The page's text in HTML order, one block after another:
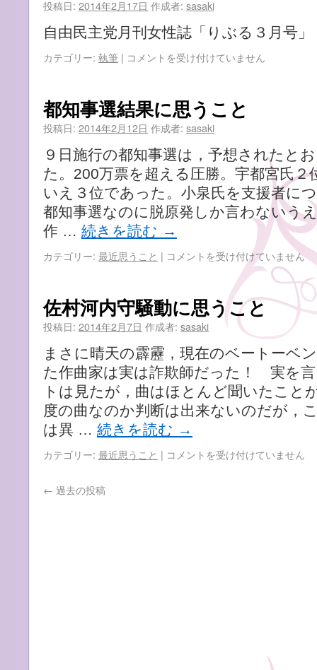
こ
と
は
に
思
う
こ
と
投稿日: 2014年2月17日 作成者: sasaki
自由民主党月刊女性誌「りぶる３月号」
カテゴリー: 執筆 | 執
人
が
海
出
張
で
浮
気
を
し
て
の
で
は・・・』
コメントを受け付けていません
都知事選結果に思うこと
投稿日: 2014年2月12日 作成者: sasaki
９日施行の都知事選は，予想されたと
た。200万票を超える圧勝。宇都宮氏２
いえ３位であった。小泉氏を支援者に
都知事選なのに脱原発しか言わないう
作 … 続きを読む →
カテゴリー: 最近思うこと | 都
選
結
果
思
う
こ
と
は
コメントを受け付けていません
佐村河内守騒動に思うこと
投稿日: 2014年2月7日 作成者: sasaki
まさに晴天の霹靂，現在のベートーベ
た作曲家は実は詐欺師だった！ 実を
トは見たが，曲はほとんど聞いたこと
度の曲なのか判断は出来ないのだが，
は異 … 続きを読む →
カテゴリー: 最近思うこと | 佐
コメントを受け付けていません
← 過去の投稿